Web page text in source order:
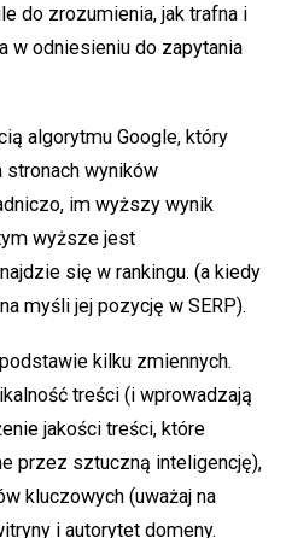
do zrozumienia, jak trafna i
w odniesieniu do zapytania
algorytmu Google, który
stronach wyników
im wyższy wynik
wyższe jest
się w rankingu. (a kiedy
myśli jej pozycję w SERP).
kilku zmiennych.
treści (i wprowadzają
jakości treści, które
przez sztuczną inteligencję),
kluczowych (uważaj na
i autorytet domeny.